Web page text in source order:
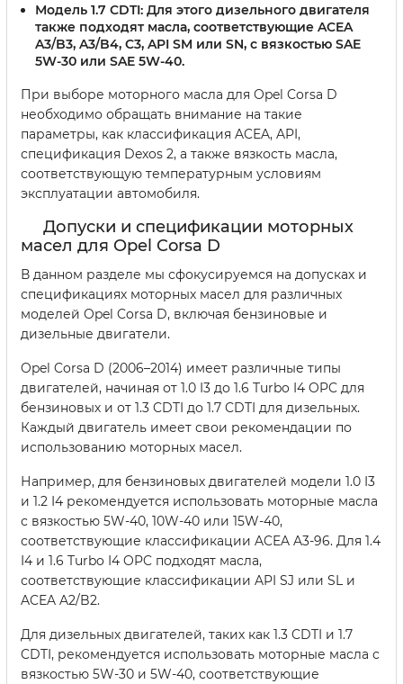
Модель 1.7 CDTI: Для этого дизельного двигателя
также подходят масла, соответствующие ACEA
A3/B3, A3/B4, C3, API SM или SN, с вязкостью SAE
5W-30 или SAE 5W-40.
При выборе моторного масла для Opel Corsa D
необходимо обращать внимание на такие
параметры, как классификация ACEA, API,
спецификация Dexos 2, а также вязкость масла,
соответствующую температурным условиям
эксплуатации автомобиля.
Допуски и спецификации моторных
масел для Opel Corsa D
В данном разделе мы сфокусируемся на допусках и
спецификациях моторных масел для различных
моделей Opel Corsa D, включая бензиновые и
дизельные двигатели.
Opel Corsa D (2006–2014) имеет различные типы
двигателей, начиная от 1.0 I3 до 1.6 Turbo I4 OPC для
бензиновых и от 1.3 CDTI до 1.7 CDTI для дизельных.
Каждый двигатель имеет свои рекомендации по
использованию моторных масел.
Например, для бензиновых двигателей модели 1.0 I3
и 1.2 I4 рекомендуется использовать моторные масла
с вязкостью 5W-40, 10W-40 или 15W-40,
соответствующие классификации ACEA A3-96. Для 1.4
I4 и 1.6 Turbo I4 OPC подходят масла,
соответствующие классификации API SJ или SL и
ACEA A2/B2.
Для дизельных двигателей, таких как 1.3 CDTI и 1.7
CDTI, рекомендуется использовать моторные масла с
вязкостью 5W-30 и 5W-40, соответствующие